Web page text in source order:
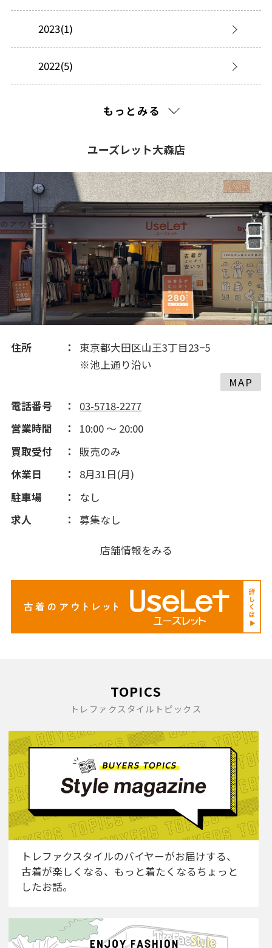
2023(1)
2022(5)
2019(123)
もっとみる
ユーズレット大森店
住所
東京都大田区山王3丁目23−5
※池上通り沿い
MAP
電話番号
03-5718-2277
営業時間
10:00 ～ 20:00
買取受付
販売のみ
休業日
8月31日(月)
駐車場
なし
求人
募集なし
店舗情報をみる
TOPICS
トレファクスタイルトピックス
トレファクスタイルのバイヤーがお届けする、
古着が楽しくなる、もっと着たくなるちょっと
したお話。